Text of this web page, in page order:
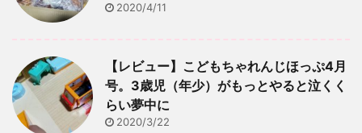
2020/4/11
【レビュー】こどもちゃれんじほっぷ4月
号。3歳児（年少）がもっとやると泣くく
らい夢中に
2020/3/22